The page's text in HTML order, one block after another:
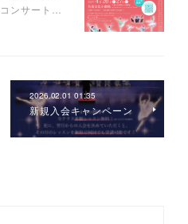
ンサート…
2026.02.01 01:35
新規入会キャンペーン